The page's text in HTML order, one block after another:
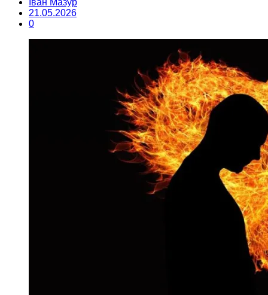
Іван Мазур
21.05.2026
0